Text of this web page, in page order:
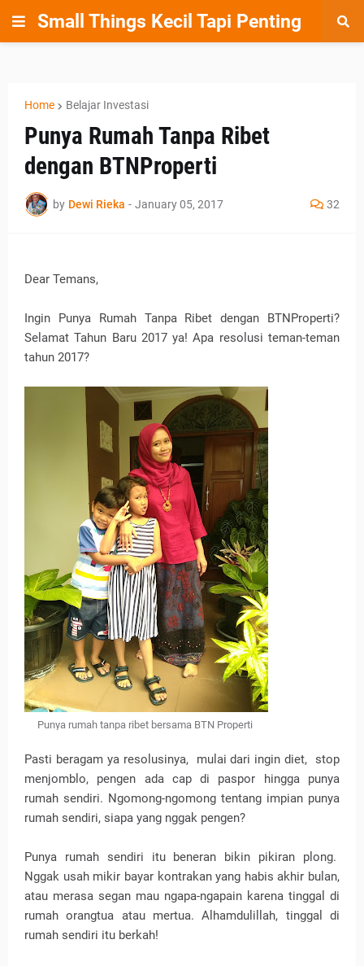
Small Things Kecil Tapi Penting
Home Belajar Investasi
Punya Rumah Tanpa Ribet
dengan BTNProperti
by Dewi Rieka - January 05, 2017 32
Dear Temans,
Ingin Punya Rumah Tanpa Ribet dengan BTNProperti?
Selamat Tahun Baru 2017 ya! Apa resolusi teman-teman
tahun 2017?
Punya rumah tanpa ribet bersama BTN Properti
Pasti beragam ya resolusinya, mulai dari ingin diet, stop
menjomblo, pengen ada cap di paspor hingga punya
rumah sendiri. Ngomong-ngomong tentang impian punya
rumah sendiri, siapa yang nggak pengen?
Punya rumah sendiri itu beneran bikin pikiran plong.
Nggak usah mikir bayar kontrakan yang habis akhir bulan,
atau merasa segan mau ngapa-ngapain karena tinggal di
rumah orangtua atau mertua. Alhamdulillah, tinggal di
rumah sendiri itu berkah!